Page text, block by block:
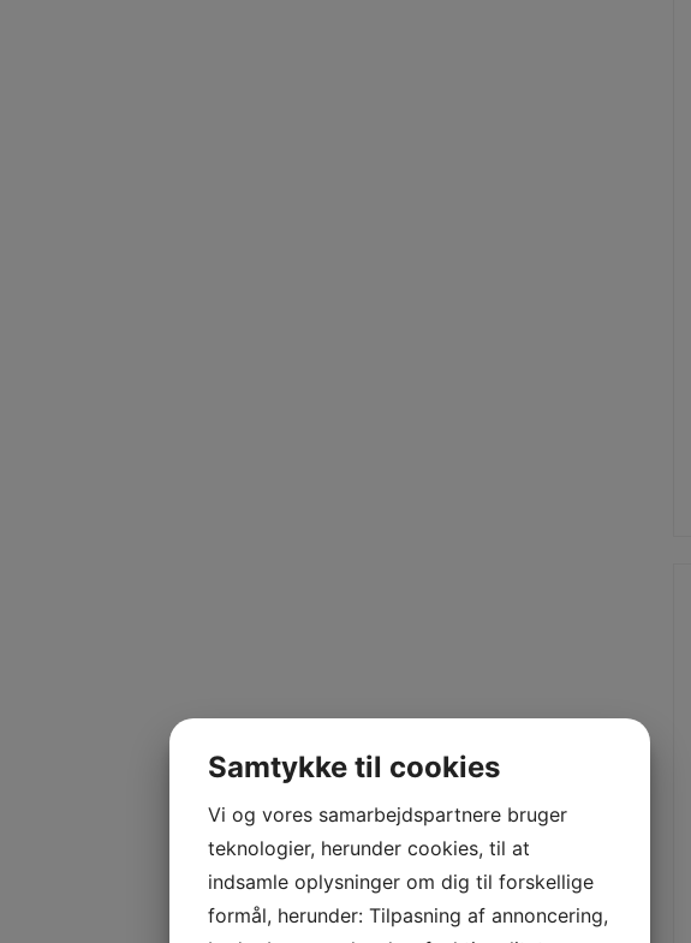
Samtykke til cookies
Vi og vores samarbejdspartnere bruger
teknologier, herunder cookies, til at
indsamle oplysninger om dig til forskellige
formål, herunder: Tilpasning af annoncering,